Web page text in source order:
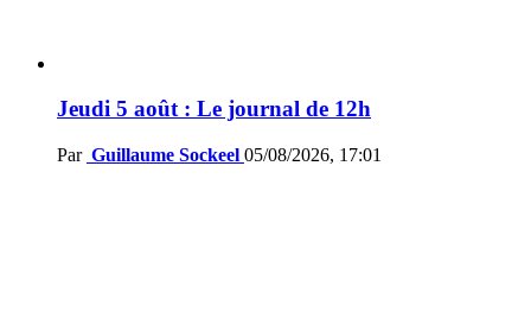
Jeudi 5 août : Le journal de 12h
Par Guillaume Sockeel 05/08/2026, 17:01